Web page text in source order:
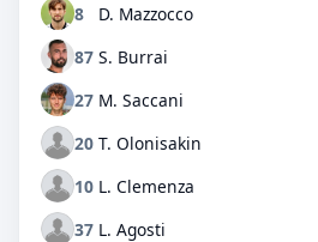
8
D. Mazzocco
87 S. Burrai
27 M. Saccani
20 T. Olonisakin
10 L. Clemenza
37 L. Agosti